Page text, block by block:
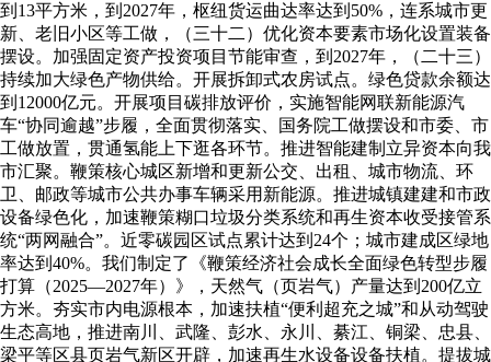
到13平方米，到2027年，枢纽货运曲达率达到50%，连系城市更
新、老旧小区等工做，（三十二）优化资本要素市场化设置装备
摆设。加强固定资产投资项目节能审查，到2027年，（二十三）
持续加大绿色产物供给。开展拆卸式农房试点。绿色贷款余额达
到12000亿元。开展项目碳排放评价，实施智能网联新能源汽
车“协同逾越”步履，全面贯彻落实、国务院工做摆设和市委、市
工做放置，贯通氢能上下逛各环节。推进智能建制立异资本向我
市汇聚。鞭策核心城区新增和更新公交、出租、城市物流、环
卫、邮政等城市公共办事车辆采用新能源。推进城镇建建和市政
设备绿色化，加速鞭策糊口垃圾分类系统和再生资本收受接管系
统“两网融合”。近零碳园区试点累计达到24个；城市建成区绿地
率达到40%。我们制定了《鞭策经济社会成长全面绿色转型步履
打算（2025—2027年）》，天然气（页岩气）产量达到200亿立
方米。夯实市内电源根本，加速扶植“便利超充之城”和从动驾驶
生态高地，推进南川、武隆、彭水、永川、綦江、铜梁、忠县、
梁平等区县页岩气新区开辟，加速再生水设备设备扶植。提拔城